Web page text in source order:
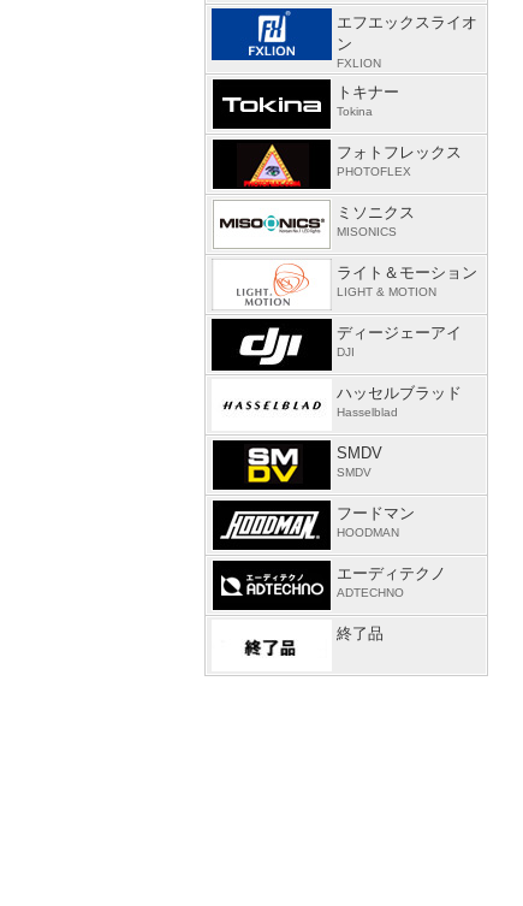
エフエックスライオ
ン
FXLION
トキナー
Tokina
フォトフレックス
PHOTOFLEX
ミソニクス
MISONICS
ライト＆モーション
LIGHT & MOTION
ディージェーアイ
DJI
ハッセルブラッド
Hasselblad
SMDV
SMDV
フードマン
HOODMAN
エーディテクノ
ADTECHNO
終了品